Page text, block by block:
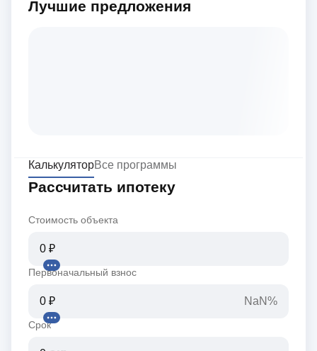
Лучшие предложения
КалькуляторВсе программы
Рассчитать ипотеку
Стоимость объекта
Первоначальный взнос
NaN%
Срок